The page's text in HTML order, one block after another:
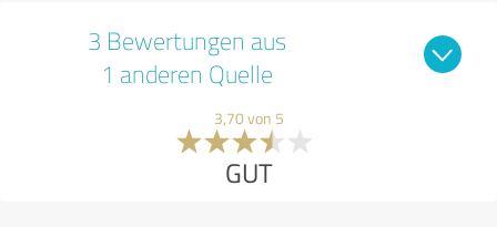
3 Bewertungen aus
1 anderen Quelle
3,70 von 5
GUT